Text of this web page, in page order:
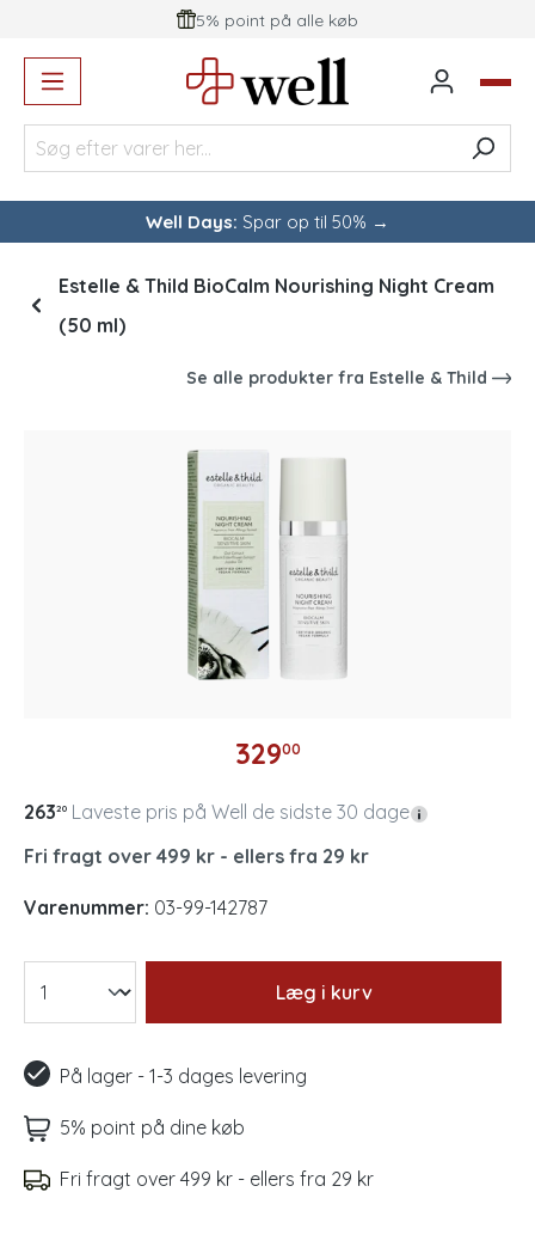
5% point på alle køb
Well Days: Spar op til 50% →
Estelle & Thild BioCalm Nourishing Night Cream
(50 ml)
Se alle produkter fra Estelle & Thild
Spring over billedgalleri
32900
26320 Laveste pris på Well de sidste 30 dage
Fri fragt over 499 kr - ellers fra 29 kr
Varenummer: 03-99-142787
Læg i kurv
På lager - 1-3 dages levering
5% point på dine køb
Fri fragt over 499 kr - ellers fra 29 kr